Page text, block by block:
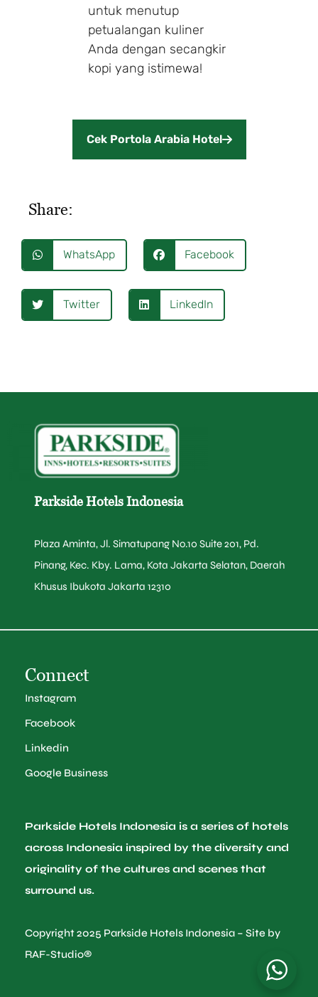
untuk menutup
petualangan kuliner
Anda dengan secangkir
kopi yang istimewa!
Cek Portola Arabia Hotel
Share:
WhatsApp Facebook
Twitter LinkedIn
Parkside Hotels Indonesia
Plaza Aminta, Jl. Simatupang No.10 Suite 201, Pd.
Pinang, Kec. Kby. Lama, Kota Jakarta Selatan, Daerah
Khusus Ibukota Jakarta 12310
Connect
Instagram
Facebook
Linkedin
Google Business
Parkside Hotels Indonesia is a series of hotels
across Indonesia inspired by the diversity and
originality of the cultures and scenes that
surround us.
Copyright 2025 Parkside Hotels Indonesia – Site by
RAF-Studio®